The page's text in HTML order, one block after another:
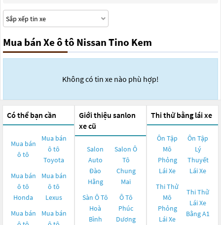
Mua bán Xe ô tô Nissan Tino Kem
Không có tin xe nào phù hợp!
Có thể bạn cần
Mua bán
ô tô
Mua bán
ô tô
Toyota
Mua bán
ô tô
Honda
Mua bán
ô tô
Lexus
Mua bán
Mua bán
Giới thiệu sanlon
xe cũ
Salon
Auto
Đào
Hằng
Salon Ô
Tô
Chung
Mai
Sàn Ô Tô
Hoà
Bình
Ô Tô
Phúc
Dương
Thi thử bằng lái xe
Ôn Tập
Mô
Phỏng
Lái Xe
Ôn Tập
Lý
Thuyết
Lái Xe
Thi Thử
Mô
Phỏng
Lái Xe
Thi Thử
Lái Xe
Bằng A1